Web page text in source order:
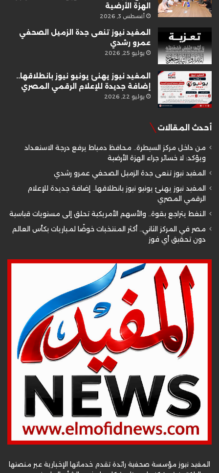
الهزة الأرضية
أغسطس 3, 2026
المفيد نيوز تنعى جدة الزميل الصحفي
عمرو رشدي
يوليو 25, 2026
المفيد نيوز يهنئ يونيو نيوز بانطلاقها..
إضافة جديدة للإعلام الرقمي المصري
يوليو 22, 2026
أحدث المقالات
من داخل مركز السيطرة.. محافظ دمياط يرفع درجة الاستعداد
ويؤكد: لا خسائر جراء الهزة الأرضية
المفيد نيوز تنعى جدة الزميل الصحفي عمرو رشدي
المفيد نيوز يهنئ يونيو نيوز بانطلاقها.. إضافة جديدة للإعلام
الرقمي المصري
النفط يتراجع بقوة.. والأسهم الأمريكية تحلق إلى مستويات قياسية
مصر في المركز الثاني.. أكثر المنتخبات خوضًا لمباريات بكأس العالم
دون تحقيق أي فوز
المفيد نيوز مؤسسة صحفية رائدة تقدم خدماتها الإخبارية عبر منصتها